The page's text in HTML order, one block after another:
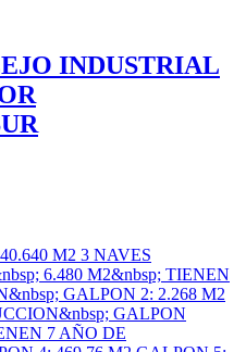
INDUSTRIAL
M2 3 NAVES
6.480 M2&nbsp; TIENEN
GALPON 2: 2.268 M2
GALPON
7 AÑO DE